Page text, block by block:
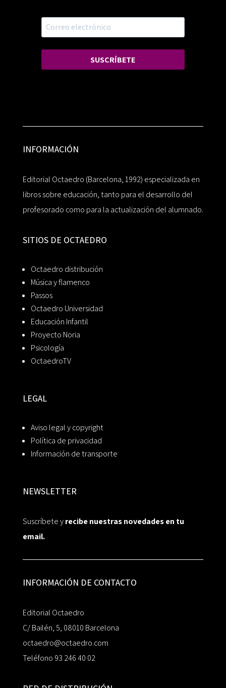
SUSCRÍBETE
INFORMACIÓN
Editorial Octaedro (Barcelona, 1992) especializada en
libros sobre educación, tanto para el desarrollo del
profesorado como para la actualización del alumnado.
SITIOS DE OCTAEDRO
Octaedro distribución
Música y flamenco
Passos
Octaedro Universidad
Educación Infantil
Proyecto Noria
Psicología
OctaedroTV
LEGAL
Aviso legal y copyright
Política de privacidad
Información de transporte
NEWSLETTER
Suscríbete yrecibe nuestras novedades en tu
email.
INFORMACIÓN DE CONTACTO
Editorial Octaedro
C/ Bailén, 5, 08010 Barcelona
octaedro@octaedro.com
Teléfono 93 246 40 02